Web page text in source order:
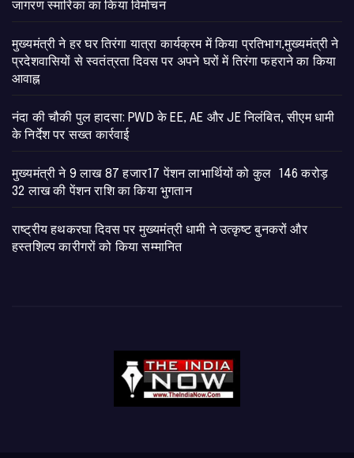
जागरण स्मारिका का किया विमोचन
मुख्यमंत्री ने हर घर तिरंगा यात्रा कार्यक्रम में किया प्रतिभाग,मुख्यमंत्री ने
प्रदेशवासियों से स्वतंत्रता दिवस पर अपने घरों में तिरंगा फहराने का किया
आवाह्न
नंदा की चौकी पुल हादसा: PWD के EE, AE और JE निलंबित, सीएम धामी
के निर्देश पर सख्त कार्रवाई
मुख्यमंत्री ने 9 लाख 87 हजार17 पेंशन लाभार्थियों को कुल 146 करोड़
32 लाख की पेंशन राशि का किया भुगतान
राष्ट्रीय हथकरघा दिवस पर मुख्यमंत्री धामी ने उत्कृष्ट बुनकरों और
हस्तशिल्प कारीगरों को किया सम्मानित